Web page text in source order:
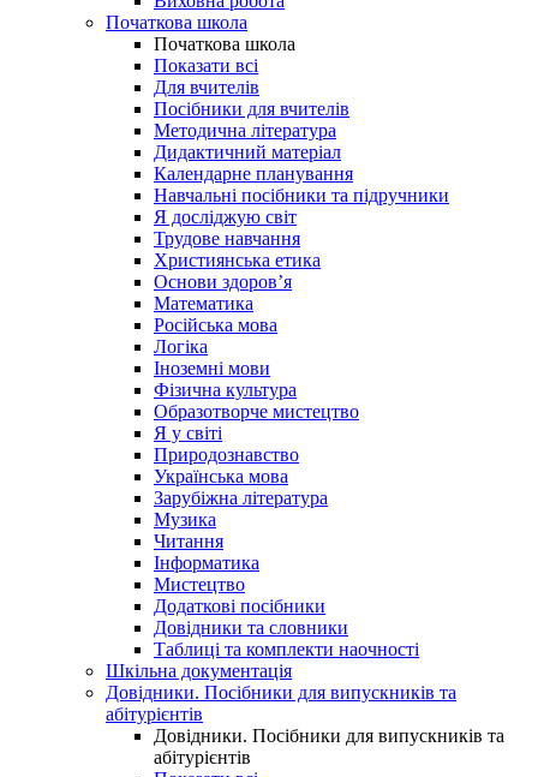
Початкова школа
Початкова школа
Показати всі
Для вчителів
Посібники для вчителів
Методична література
Дидактичний матеріал
Календарне планування
Навчальні посібники та підручники
Я досліджую світ
Трудове навчання
Християнська етика
Основи здоров’я
Математика
Російська мова
Логіка
Іноземні мови
Фізична культура
Образотворче мистецтво
Я у світі
Природознавство
Українська мова
Зарубіжна література
Музика
Читання
Інформатика
Мистецтво
Додаткові посібники
Довідники та словники
Таблиці та комплекти наочності
Шкільна документація
Довідники. Посібники для випускників та
абітурієнтів
Довідники. Посібники для випускників та
абітурієнтів